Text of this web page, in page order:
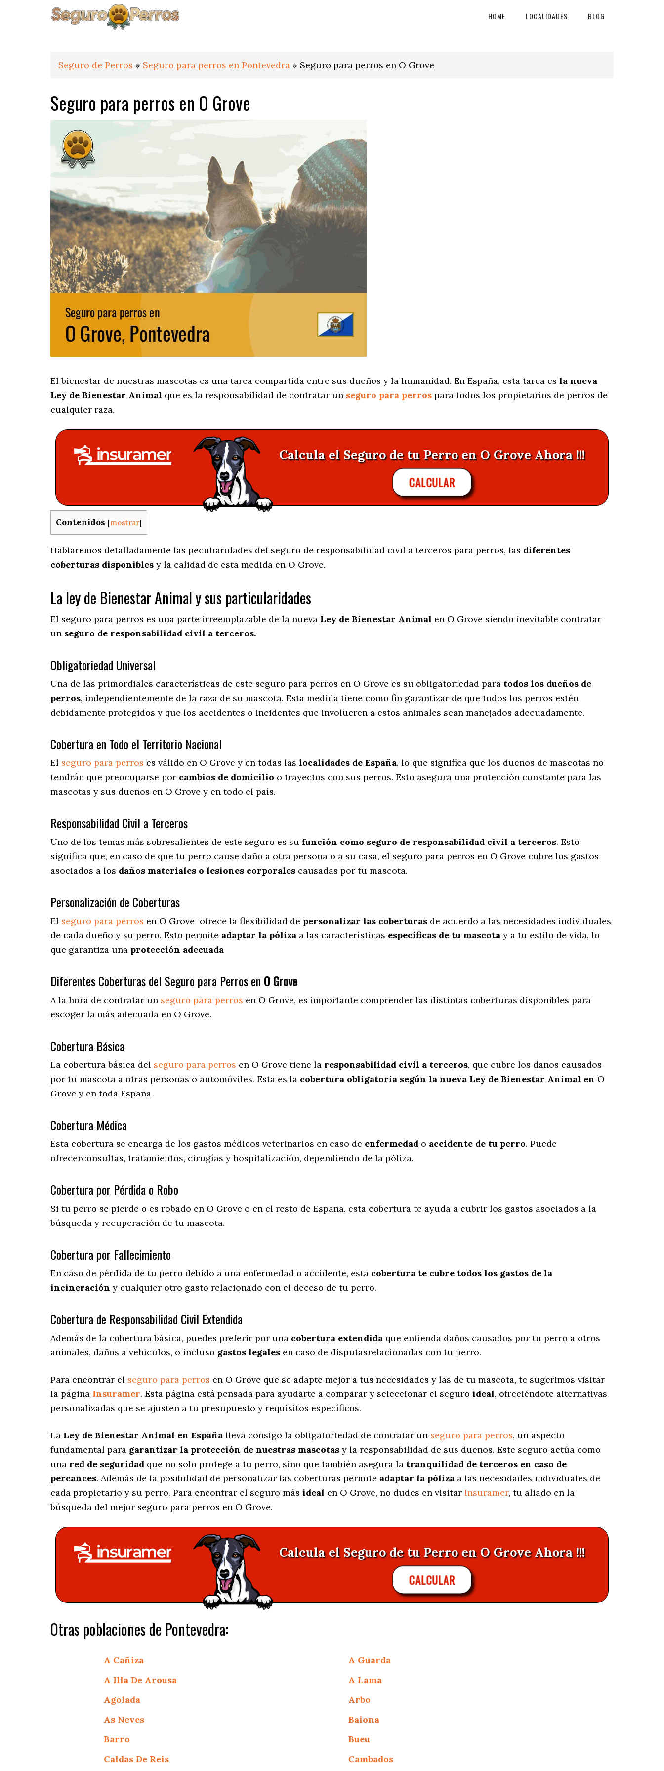
HOME LOCALIDADES BLOG
Seguro de Perros » Seguro para perros en Pontevedra » Seguro para perros en O Grove
Seguro para perros en O Grove
El bienestar de nuestras mascotas es una tarea compartida entre sus dueños y la humanidad. En España, esta tarea es la nueva
Ley de Bienestar Animal que es la responsabilidad de contratar un seguro para perros para todos los propietarios de perros de
cualquier raza.
Calcula el Seguro de tu Perro en O Grove Ahora !!!
CALCULAR
Contenidos [mostrar]
Hablaremos detalladamente las peculiaridades del seguro de responsabilidad civil a terceros para perros, las diferentes
coberturas disponibles y la calidad de esta medida en O Grove.
La ley de Bienestar Animal y sus particularidades
El seguro para perros es una parte irreemplazable de la nueva Ley de Bienestar Animal en O Grove siendo inevitable contratar
un seguro de responsabilidad civil a terceros.
Obligatoriedad Universal
Una de las primordiales características de este seguro para perros en O Grove es su obligatoriedad para todos los dueños de
perros, independientemente de la raza de su mascota. Esta medida tiene como fin garantizar de que todos los perros estén
debidamente protegidos y que los accidentes o incidentes que involucren a estos animales sean manejados adecuadamente.
Cobertura en Todo el Territorio Nacional
El seguro para perros es válido en O Grove y en todas las localidades de España, lo que significa que los dueños de mascotas no
tendrán que preocuparse por cambios de domicilio o trayectos con sus perros. Esto asegura una protección constante para las
mascotas y sus dueños en O Grove y en todo el país.
Responsabilidad Civil a Terceros
Uno de los temas más sobresalientes de este seguro es su función como seguro de responsabilidad civil a terceros. Esto
significa que, en caso de que tu perro cause daño a otra persona o a su casa, el seguro para perros en O Grove cubre los gastos
asociados a los daños materiales o lesiones corporales causadas por tu mascota.
Personalización de Coberturas
El seguro para perros en O Grove ofrece la flexibilidad de personalizar las coberturas de acuerdo a las necesidades individuales
de cada dueño y su perro. Esto permite adaptar la póliza a las características específicas de tu mascota y a tu estilo de vida, lo
que garantiza una protección adecuada
Diferentes Coberturas del Seguro para Perros en O Grove
A la hora de contratar un seguro para perros en O Grove, es importante comprender las distintas coberturas disponibles para
escoger la más adecuada en O Grove.
Cobertura Básica
La cobertura básica del seguro para perros en O Grove tiene la responsabilidad civil a terceros, que cubre los daños causados
por tu mascota a otras personas o automóviles. Esta es la cobertura obligatoria según la nueva Ley de Bienestar Animal en O
Grove y en toda España.
Cobertura Médica
Esta cobertura se encarga de los gastos médicos veterinarios en caso de enfermedad o accidente de tu perro. Puede
ofrecerconsultas, tratamientos, cirugías y hospitalización, dependiendo de la póliza.
Cobertura por Pérdida o Robo
Si tu perro se pierde o es robado en O Grove o en el resto de España, esta cobertura te ayuda a cubrir los gastos asociados a la
búsqueda y recuperación de tu mascota.
Cobertura por Fallecimiento
En caso de pérdida de tu perro debido a una enfermedad o accidente, esta cobertura te cubre todos los gastos de la
incineración y cualquier otro gasto relacionado con el deceso de tu perro.
Cobertura de Responsabilidad Civil Extendida
Además de la cobertura básica, puedes preferir por una cobertura extendida que entienda daños causados por tu perro a otros
animales, daños a vehículos, o incluso gastos legales en caso de disputasrelacionadas con tu perro.
Para encontrar el seguro para perros en O Grove que se adapte mejor a tus necesidades y las de tu mascota, te sugerimos visitar
la página Insuramer. Esta página está pensada para ayudarte a comparar y seleccionar el seguro ideal, ofreciéndote alternativas
personalizadas que se ajusten a tu presupuesto y requisitos específicos.
La Ley de Bienestar Animal en España lleva consigo la obligatoriedad de contratar un seguro para perros, un aspecto
fundamental para garantizar la protección de nuestras mascotas y la responsabilidad de sus dueños. Este seguro actúa como
una red de seguridad que no solo protege a tu perro, sino que también asegura la tranquilidad de terceros en caso de
percances. Además de la posibilidad de personalizar las coberturas permite adaptar la póliza a las necesidades individuales de
cada propietario y su perro. Para encontrar el seguro más ideal en O Grove, no dudes en visitar Insuramer, tu aliado en la
búsqueda del mejor seguro para perros en O Grove.
Calcula el Seguro de tu Perro en O Grove Ahora !!!
CALCULAR
Otras poblaciones de Pontevedra:
A Cañiza
A Guarda
A Illa De Arousa
A Lama
Agolada
Arbo
As Neves
Baiona
Barro
Bueu
Caldas De Reis
Cambados